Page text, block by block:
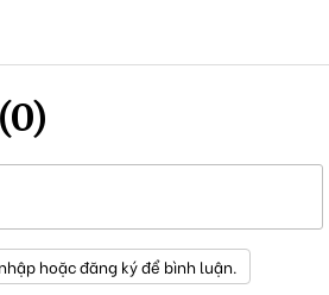
hoặc đăng ký để bình luận.